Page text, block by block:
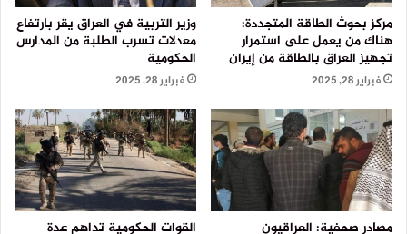
مركز بحوث الطاقة المتجددة:
هناك من يعمل على استمرار
تجهيز العراق بالطاقة من إيران
فبراير 28, 2025
وزير التربية في العراق يقر بارتفاع
معدلات تسرب الطلبة من المدارس
الحكومية
فبراير 28, 2025
مصادر صحفية: العراقيون القوات الحكومية تداهم عدة